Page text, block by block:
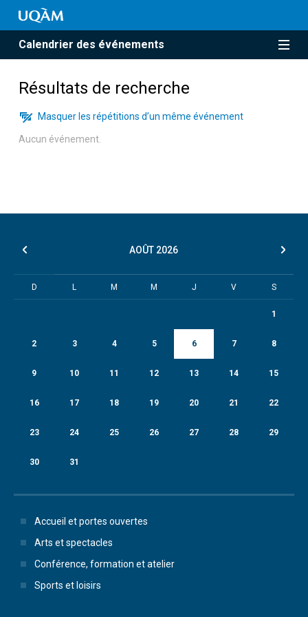
Calendrier des événements
Résultats de recherche
Masquer les répétitions d’un même événement
Aucun événement.
AOÛT 2026
D L M M J V S
1
2 3 4 5 6 7 8
9 10 11 12 13 14 15
16 17 18 19 20 21 22
23 24 25 26 27 28 29
30 31
Accueil et portes ouvertes
Arts et spectacles
Conférence, formation et atelier
Sports et loisirs